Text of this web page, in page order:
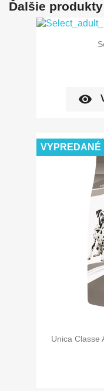
Ďalšie
visibility
Unica Classe
VYPREDANÉ